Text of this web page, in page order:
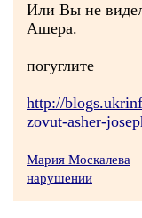
Или Вы не
Ашера.
погуглите
http://
zovut-asher-
Мария Москалева
нарушении